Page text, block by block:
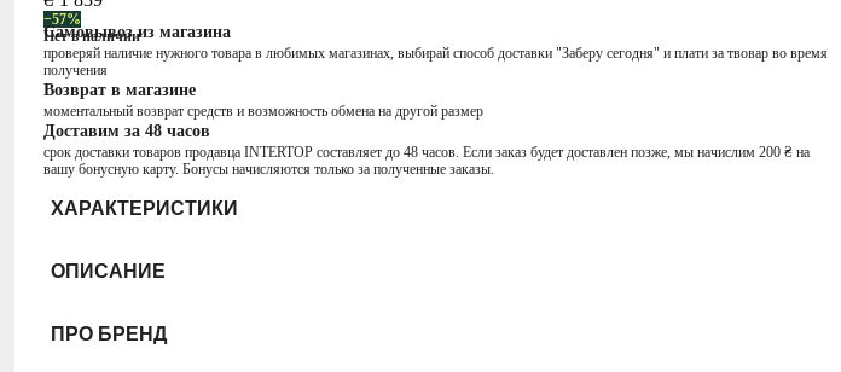
−57%
Нет в наличии
Самовывоз из магазина
проверяй наличие нужного товара в любимых магазинах, выбирай способ доставки "Заберу сегодня" и плати за твовар во время
получения
Возврат в магазине
моментальный возврат средств и возможность обмена на другой размер
Доставим за 48 часов
срок доставки товаров продавца INTERTOP составляет до 48 часов. Если заказ будет доставлен позже, мы начислим 200 ₴ на
вашу бонусную карту. Бонусы начисляются только за полученные заказы.
ХАРАКТЕРИСТИКИ
ОПИСАНИЕ
ПРО БРЕНД